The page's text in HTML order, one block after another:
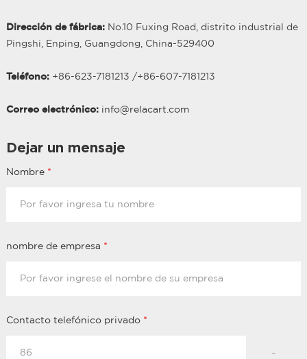
Dirección de fábrica:No.10 Fuxing Road, distrito industrial de
Pingshi, Enping, Guangdong, China-529400
Teléfono:+86-623-7181213 /+86-607-7181213
Correo electrónico: info@relacart.com
Dejar un mensaje
Nombre *
nombre de empresa *
Contacto telefónico privado *
-